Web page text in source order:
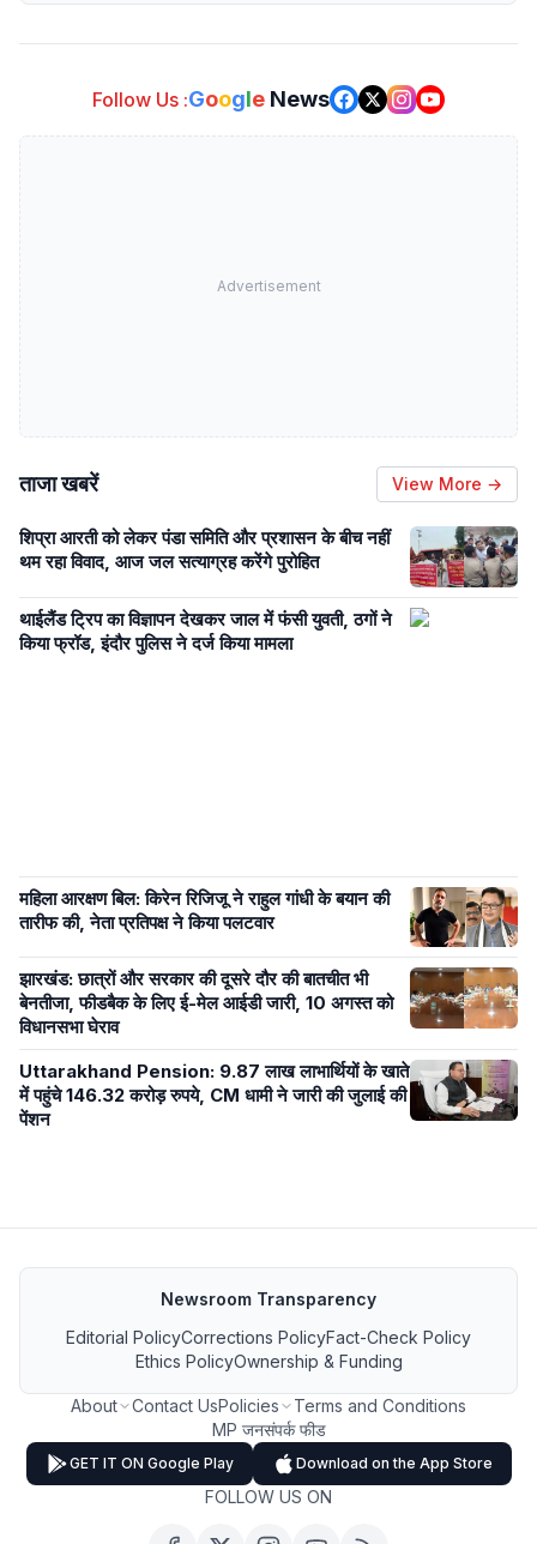
Follow Us :Google News
Advertisement
ताजा खबरें View More →
शिप्रा आरती को लेकर पंडा समिति और प्रशासन के बीच नहीं
थम रहा विवाद, आज जल सत्याग्रह करेंगे पुरोहित
थाईलैंड ट्रिप का विज्ञापन देखकर जाल में फंसी युवती, ठगों ने
किया फ्रॉड, इंदौर पुलिस ने दर्ज किया मामला
महिला आरक्षण बिल: किरेन रिजिजू ने राहुल गांधी के बयान की
तारीफ की, नेता प्रतिपक्ष ने किया पलटवार
झारखंड: छात्रों और सरकार की दूसरे दौर की बातचीत भी
बेनतीजा, फीडबैक के लिए ई-मेल आईडी जारी, 10 अगस्त को
विधानसभा घेराव
Uttarakhand Pension: 9.87 लाख लाभार्थियों के खाते
में पहुंचे 146.32 करोड़ रुपये, CM धामी ने जारी की जुलाई की
पेंशन
Newsroom Transparency
Editorial PolicyCorrections PolicyFact-Check Policy
Ethics PolicyOwnership & Funding
About Contact UsPolicies
Terms and Conditions
MP जनसंपर्क फीड
GET IT ON Google Play Download on the App Store
FOLLOW US ON